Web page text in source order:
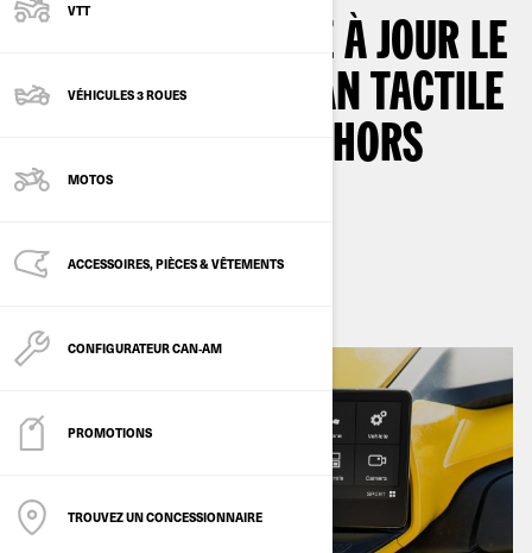
VTT
VÉHICULES 3 ROUES
MOTOS
ACCESSOIRES, PIÈCES & VÊTEMENTS
CONFIGURATEUR CAN‑AM
PROMOTIONS
TROUVEZ UN CONCESSIONNAIRE
COMMENT METTRE À JOUR LE
LOGICIEL DE L'ÉCRAN TACTILE
DE VOTRE CAN-AM HORS
ROUTE
ParCan-Am Off-Road